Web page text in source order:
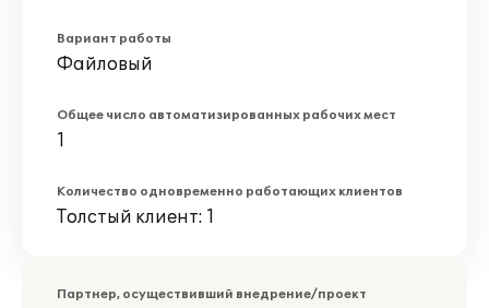
Вариант работы
Файловый
Общее число автоматизированных рабочих мест
1
Количество одновременно работающих клиентов
Толстый клиент: 1
Партнер, осуществивший внедрение/проект